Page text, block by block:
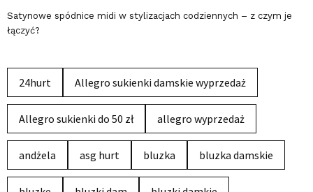
Satynowe spódnice midi w stylizacjach codziennych – z czym je
łączyć?
24hurt Allegro sukienki damskie wyprzedaż
Allegro sukienki do 50 zł allegro wyprzedaż
andżela asg hurt bluzka bluzka damskie